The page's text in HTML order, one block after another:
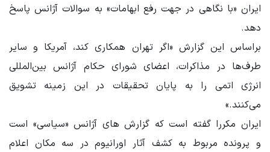
ایران «با نگاهی در جهت رفع ابهامات» به سوالات آژانس پاسخ
دهد.
براساس این گزارش «اگر تهران همکاری کند، آمریکا و سایر
طرف‌ها در مذاکرات، اعضای شورای حکام آژانس بین‌المللی
انرژی اتمی را به پایان تحقیقات در این زمینه تشویق
می‌کنند.»
ایران مکررا گفته است که گزارش های آژانس «سیاسی» است
و پرونده مربوط به کشف آثار اورانیوم در سه مکان اعلام